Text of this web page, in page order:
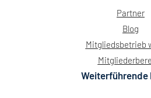
Partner
Blog
Mitgliedsbetrieb
Weiterführende